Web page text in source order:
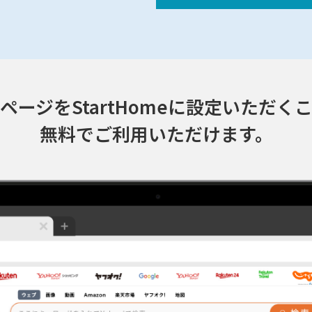
ージをStartHomeに設定いただく
無料でご利用いただけます。